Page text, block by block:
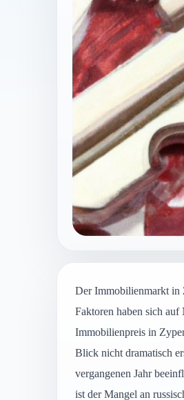
Der Immobilienmarkt in
Faktoren haben sich auf
Immobilienpreis in
Blick nicht dramatisch
vergangenen Jahr
ist der Mangel an